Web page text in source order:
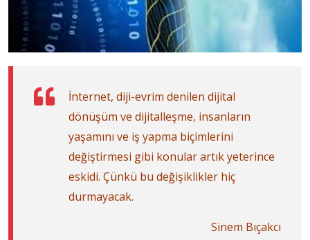
İnternet, diji-evrim denilen dijital
dönüşüm ve dijitalleşme, insanların
yaşamını ve iş yapma biçimlerini
değiştirmesi gibi konular artık yeterince
eskidi. Çünkü bu değişiklikler hiç
durmayacak.
Sinem Bıçakcı